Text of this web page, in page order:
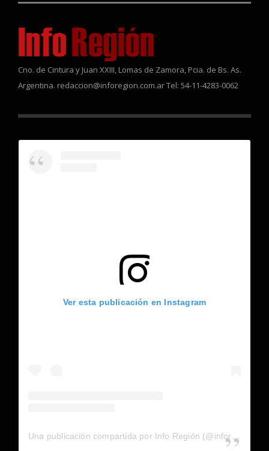
Cno. de Cintura y Juan XXIII, Lomas de Zamora, Pcia. de Bs. As.
Argentina. redaccion@inforegion.com.ar Tel: 54-11-4283-0062
Ver esta publicación en Instagram